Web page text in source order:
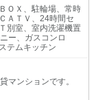
ＯＸ、駐輪場、常時
ＡＴＶ、24時間セ
別室、室内洗濯機置
ー、ガスコンロ
テムキッチン
マンションです。